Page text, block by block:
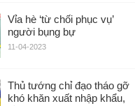
Vỉa hè ‘từ chối phục vụ’
người bụng bự
11-04-2023
Thủ tướng chỉ đạo tháo gỡ
khó khăn xuất nhập khẩu,